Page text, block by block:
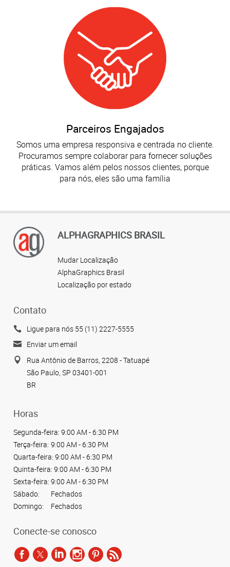
Parceiros Engajados
Somos uma empresa responsiva e centrada no cliente.
Procuramos sempre colaborar para fornecer soluções
práticas. Vamos além pelos nossos clientes, porque
para nós, eles são uma família
ALPHAGRAPHICS BRASIL
Mudar Localização
AlphaGraphics Brasil
Localização por estado
Contato
Ligue para nós 55 (11) 2227-5555
Enviar um email
Rua Antônio de Barros, 2208 - Tatuapé
São Paulo, SP 03401-001
BR
Horas
Segunda-feira: 9:00 AM - 6:30 PM
Terça-feira: 9:00 AM - 6:30 PM
Quarta-feira: 9:00 AM - 6:30 PM
Quinta-feira: 9:00 AM - 6:30 PM
Sexta-feira: 9:00 AM - 6:30 PM
Sábado:
Fechados
Domingo:
Fechados
Conecte-se conosco